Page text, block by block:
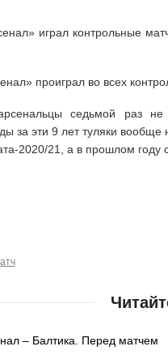
играл контрольные
проиграл во всех
седьмой раз не
за эти 9 лет туляки вообще
2020/21, а в прошлом году
– Балтика. Перед матчем